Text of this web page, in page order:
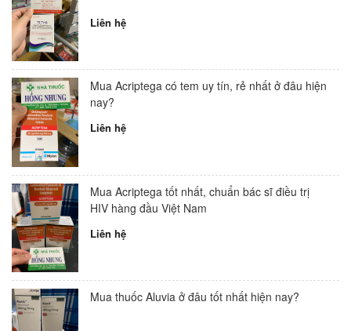
Liên hệ
Mua Acriptega có tem uy tín, rẻ nhất ở đâu hiện
nay?
Liên hệ
Mua Acriptega tốt nhất, chuẩn bác sĩ điều trị
HIV hàng đầu Việt Nam
Liên hệ
Mua thuốc Aluvia ở đâu tốt nhất hiện nay?